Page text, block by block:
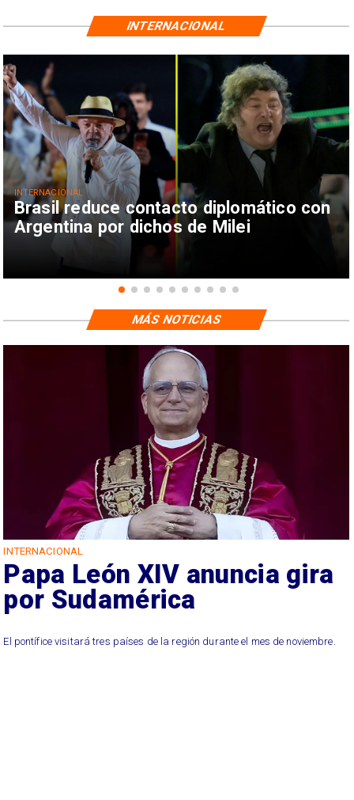
Brasil reduce contacto diplomático con
Argentina por dichos de Milei
INTERNACIONAL
INTERNACIONAL
INTERNACIONAL
Papa León XIV anuncia gira
por Sudamérica
El pontífice visitará tres países de la región durante el mes de noviembre.
MÁS NOTICIAS